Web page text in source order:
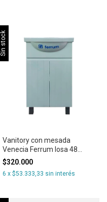
Sin stock
Vanitory con mesada
Venecia Ferrum losa 48
puertas varillado
$320.000
6 x $53.333,33 sin interés